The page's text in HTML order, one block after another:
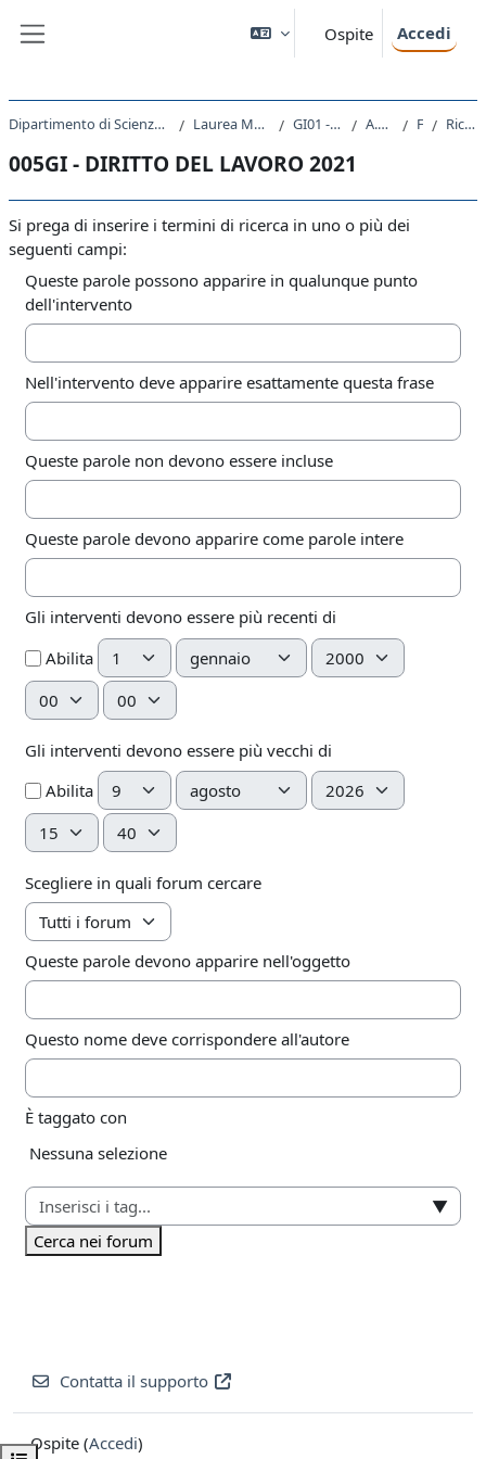
Ospite Accedi
Dipartimento di Scienze Giuridiche, del Linguaggio, dell`Interpretazione e della Traduzione Laurea Magistrale Ciclo Unico 5 anni GI01 - GIURISPRUDENZA A.A. 2021 - 2022 Forum Ricerca avanzata
005GI - DIRITTO DEL LAVORO 2021
Si prega di inserire i termini di ricerca in uno o più dei
seguenti campi:
Queste parole possono apparire in qualunque punto
dell'intervento
Nell'intervento deve apparire esattamente questa frase
Queste parole non devono essere incluse
Queste parole devono apparire come parole intere
Gli interventi devono essere più recenti di
Abilita Giorno Mese
Anno
Ora
Minuto
Gli interventi devono essere più vecchi di
Abilita Giorno Mese
Anno
Ora
Minuto
Scegliere in quali forum cercare
Queste parole devono apparire nell'oggetto
Questo nome deve corrispondere all'autore
È taggato con
Elementi selezionati:
Nessuna selezione
▼
Cerca nei forum
Contatta il supporto
Ospite (Accedi)